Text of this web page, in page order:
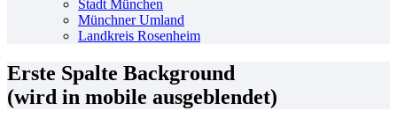
Stadt München
Münchner Umland
Landkreis Rosenheim
Erste Spalte Background
(wird in mobile ausgeblendet)